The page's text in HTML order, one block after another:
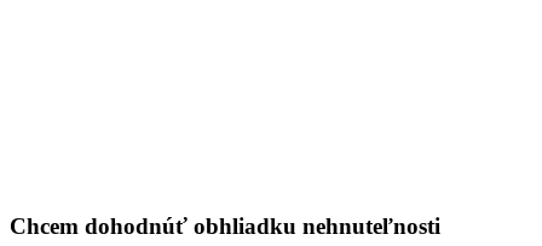
Chcem dohodnúť obhliadku nehnuteľnosti